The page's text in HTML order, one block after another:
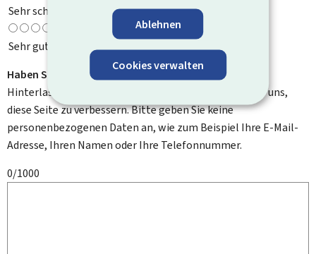
Ablehnen
Cookies verwalten
Sehr schlecht
Sehr gut
Haben Sie Verbesserungsvorschläge?
Hinterlassen Sie uns einen Kommentar und helfen Sie uns,
diese Seite zu verbessern. Bitte geben Sie keine
personenbezogenen Daten an, wie zum Beispiel Ihre E-Mail-
Adresse, Ihren Namen oder Ihre Telefonnummer.
0/1000